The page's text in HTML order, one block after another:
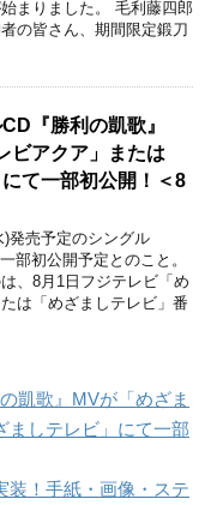
まりました。 毛利藤四郎
の皆さん、期間限定鍛刀
『勝利の凱歌』
ビアクア」または
にて一部初公開！＜8
発売予定のシングル
部初公開予定とのこと。
、8月1日フジテレビ「め
は「めざましテレビ」番
凱歌』MVが「めざま
ましテレビ」にて一部
装！手紙・画像・ステ